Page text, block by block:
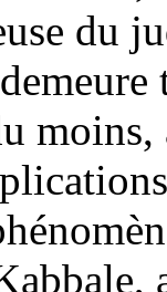
du
moins,